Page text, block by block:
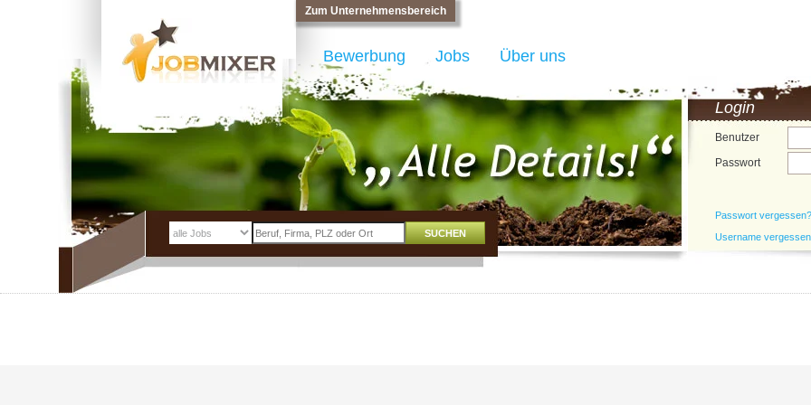
Zum Unternehmensbereich
Login
Benutzer
Passwort
Passwort vergessen?
Username
Bewerbung Jobs Über uns